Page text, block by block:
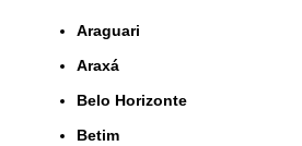
Araguari
Araxá
Belo Horizonte
Betim